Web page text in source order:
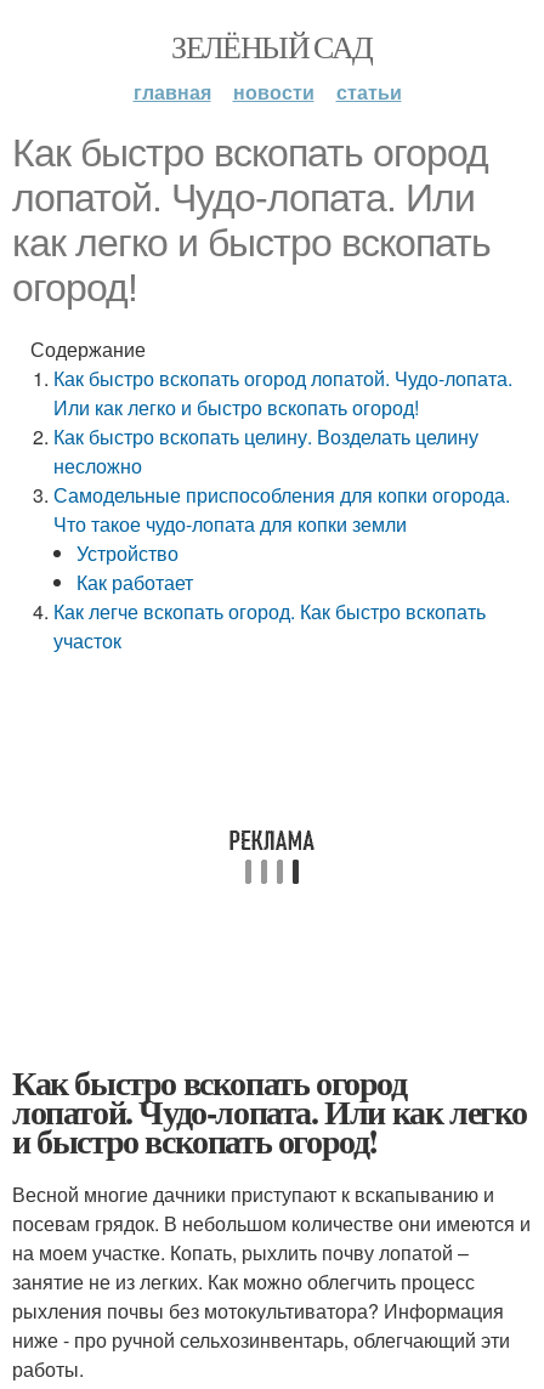
ЗЕЛЁНЫЙ САД
главная новости статьи
Как быстро вскопать огород
лопатой. Чудо-лопата. Или
как легко и быстро вскопать
огород!
Содержание
Как быстро вскопать огород лопатой. Чудо-лопата.
Или как легко и быстро вскопать огород!
Как быстро вскопать целину. Возделать целину
несложно
Самодельные приспособления для копки огорода.
Что такое чудо-лопата для копки земли
Устройство
Как работает
Как легче вскопать огород. Как быстро вскопать
участок
Как быстро вскопать огород
лопатой. Чудо-лопата. Или как легко
и быстро вскопать огород!
Весной многие дачники приступают к вскапыванию и
посевам грядок. В небольшом количестве они имеются и
на моем участке. Копать, рыхлить почву лопатой –
занятие не из легких. Как можно облегчить процесс
рыхления почвы без мотокультиватора? Информация
ниже - про ручной сельхозинвентарь, облегчающий эти
работы.